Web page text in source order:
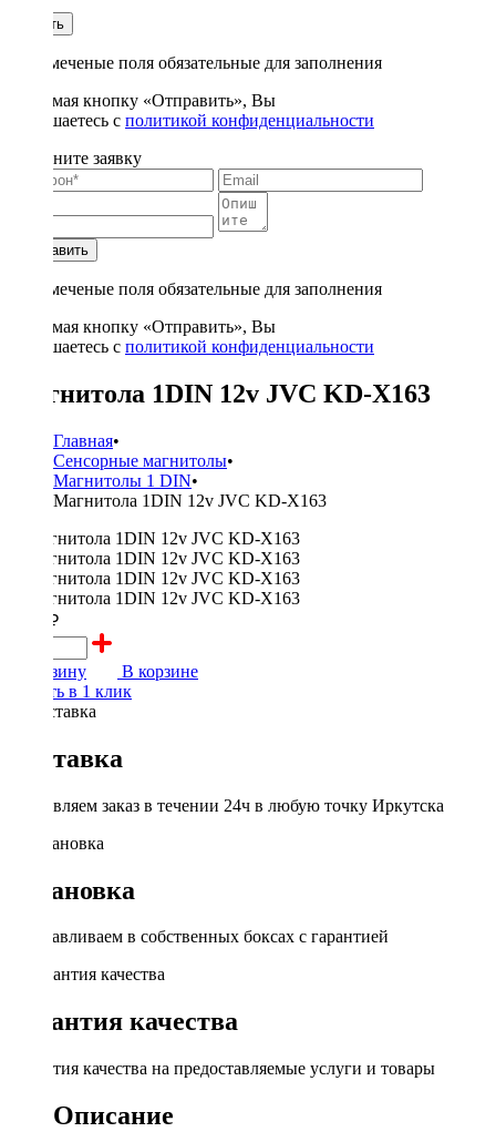
Купить
* - отмеченые поля обязательные для заполнения
Нажимая кнопку «Отправить», Вы
соглашаетесь с политикой конфиденциальности
Заполните заявку
Отправить
* - отмеченые поля обязательные для заполнения
Нажимая кнопку «Отправить», Вы
соглашаетесь с политикой конфиденциальности
Магнитола 1DIN 12v JVC KD-X163
Главная•
Сенсорные магнитолы•
Магнитолы 1 DIN•
Магнитола 1DIN 12v JVC KD-X163
6800 ₽
В корзину
В корзине
Купить в 1 клик
Доставка
Доставляем заказ в течении 24ч в любую точку Иркутска
Установка
Устанавливаем в собственных боксах с гарантией
Гарантия качества
Гарантия качества на предоставляемые услуги и товары
Описание